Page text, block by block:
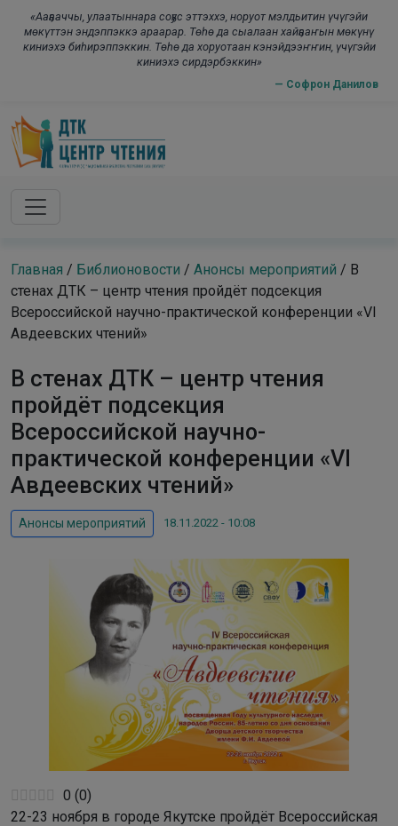
«Ааҕааччы, улаатыннара соҕус эттэххэ, норуот мэлдьитин үчүгэйи
мөкүттэн эндэппэккэ араарар. Төһө да сыалаан хайҕааҥын мөкүнү
киниэхэ биһирэппэккин. Төһө да хоруотаан кэнэйдээҥҥин, үчүгэйи
киниэхэ сирдэрбэккин»
— Софрон Данилов
Skip to main content
Главная / Библионовости / Анонсы мероприятий / В
стенах ДТК – центр чтения пройдёт подсекция
Всероссийской научно-практической конференции «VI
Авдеевских чтений»
В стенах ДТК – центр чтения
пройдёт подсекция
Всероссийской научно-
практической конференции «VI
Авдеевских чтений»
Анонсы мероприятий 18.11.2022 - 10:08
0 (0)
22-23 ноября в городе Якутске пройдёт Всероссийская